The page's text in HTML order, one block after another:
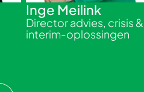
Inge Meilink
Director advies, crisis &
interim-oplossingen